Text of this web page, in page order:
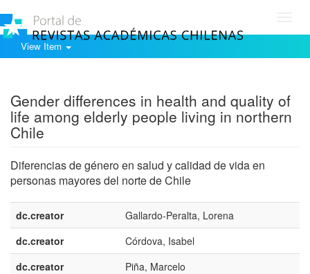
View Item
Gender differences in health and quality of
life among elderly people living in northern
Chile
Diferencias de género en salud y calidad de vida en
personas mayores del norte de Chile
dc.creator
Gallardo-Peralta, Lorena
dc.creator
Córdova, Isabel
dc.creator
Piña, Marcelo